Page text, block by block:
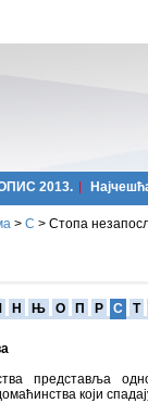
2013.
> С > Стопа
Н Њ О П Р С Т
представља
који